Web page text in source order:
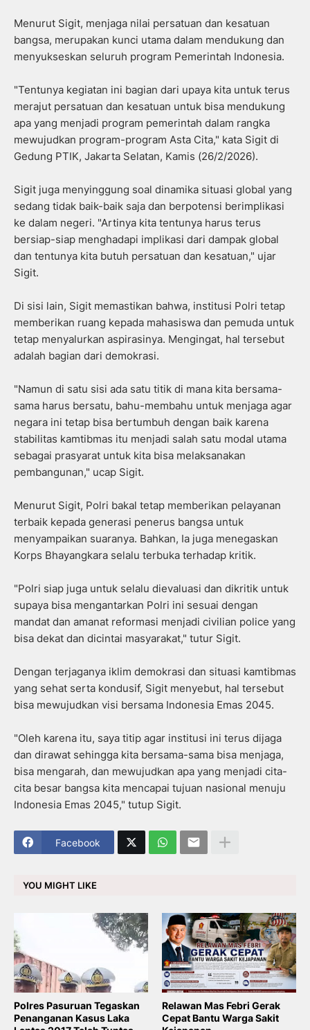
Menurut Sigit, menjaga nilai persatuan dan kesatuan
bangsa, merupakan kunci utama dalam mendukung dan
menyukseskan seluruh program Pemerintah Indonesia.
"Tentunya kegiatan ini bagian dari upaya kita untuk terus
merajut persatuan dan kesatuan untuk bisa mendukung
apa yang menjadi program pemerintah dalam rangka
mewujudkan program-program Asta Cita," kata Sigit di
Gedung PTIK, Jakarta Selatan, Kamis (26/2/2026).
Sigit juga menyinggung soal dinamika situasi global yang
sedang tidak baik-baik saja dan berpotensi berimplikasi
ke dalam negeri. "Artinya kita tentunya harus terus
bersiap-siap menghadapi implikasi dari dampak global
dan tentunya kita butuh persatuan dan kesatuan," ujar
Sigit.
Di sisi lain, Sigit memastikan bahwa, institusi Polri tetap
memberikan ruang kepada mahasiswa dan pemuda untuk
tetap menyalurkan aspirasinya. Mengingat, hal tersebut
adalah bagian dari demokrasi.
"Namun di satu sisi ada satu titik di mana kita bersama-
sama harus bersatu, bahu-membahu untuk menjaga agar
negara ini tetap bisa bertumbuh dengan baik karena
stabilitas kamtibmas itu menjadi salah satu modal utama
sebagai prasyarat untuk kita bisa melaksanakan
pembangunan," ucap Sigit.
Menurut Sigit, Polri bakal tetap memberikan pelayanan
terbaik kepada generasi penerus bangsa untuk
menyampaikan suaranya. Bahkan, Ia juga menegaskan
Korps Bhayangkara selalu terbuka terhadap kritik.
"Polri siap juga untuk selalu dievaluasi dan dikritik untuk
supaya bisa mengantarkan Polri ini sesuai dengan
mandat dan amanat reformasi menjadi civilian police yang
bisa dekat dan dicintai masyarakat," tutur Sigit.
Dengan terjaganya iklim demokrasi dan situasi kamtibmas
yang sehat serta kondusif, Sigit menyebut, hal tersebut
bisa mewujudkan visi bersama Indonesia Emas 2045.
"Oleh karena itu, saya titip agar institusi ini terus dijaga
dan dirawat sehingga kita bersama-sama bisa menjaga,
bisa mengarah, dan mewujudkan apa yang menjadi cita-
cita besar bangsa kita mencapai tujuan nasional menuju
Indonesia Emas 2045," tutup Sigit.
Facebook
YOU MIGHT LIKE
Polres Pasuruan Tegaskan
Penanganan Kasus Laka
Relawan Mas Febri Gerak
Cepat Bantu Warga Sakit